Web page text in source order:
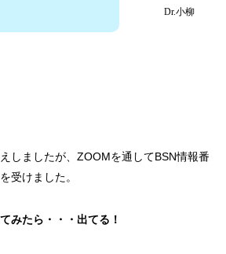
Dr.小柳
しましたが、ZOOMを通してBSN情報番
受けました。
みたら・・・出てる！